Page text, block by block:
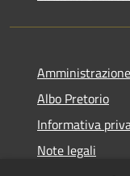
Albo Pretorio
Informativa
Note legali